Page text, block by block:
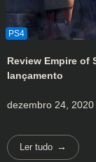
Review Empire of
lançamento
dezembro 24, 2020
Ler tudo